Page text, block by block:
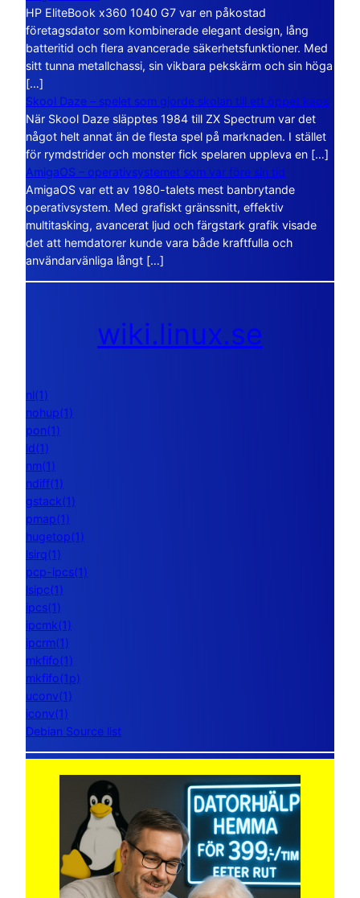
HP EliteBook x360 1040 G7 var en påkostad
företagsdator som kombinerade elegant design, lång
batteritid och flera avancerade säkerhetsfunktioner. Med
sitt tunna metallchassi, sin vikbara pekskärm och sin höga
[…]
Skool Daze – spelet som gjorde skolan till ett öppet kaos
När Skool Daze släpptes 1984 till ZX Spectrum var det
något helt annat än de flesta spel på marknaden. I stället
för rymdstrider och monster fick spelaren uppleva en […]
AmigaOS – operativsystemet som var före sin tid
AmigaOS var ett av 1980-talets mest banbrytande
operativsystem. Med grafiskt gränssnitt, effektiv
multitasking, avancerat ljud och färgstark grafik visade
det att hemdatorer kunde vara både kraftfulla och
användarvänliga långt […]
wiki.linux.se
nl(1)
nohup(1)
pon(1)
ld(1)
nm(1)
ndiff(1)
gstack(1)
pmap(1)
hugetop(1)
lsirq(1)
pcp-ipcs(1)
lsipc(1)
ipcs(1)
ipcmk(1)
ipcrm(1)
mkfifo(1)
mkfifo(1p)
uconv(1)
iconv(1)
Debian Source list